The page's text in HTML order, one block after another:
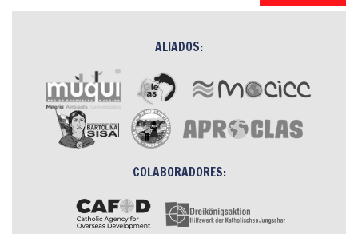
ALIADOS:
COLABORADORES: